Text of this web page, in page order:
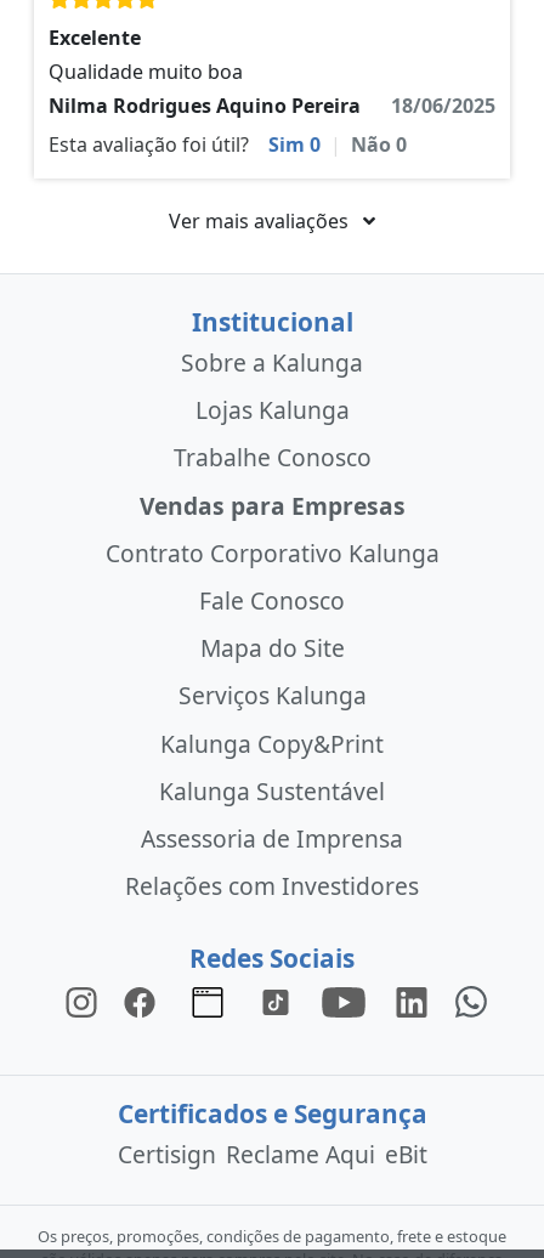
Excelente
Qualidade muito boa
Nilma Rodrigues Aquino Pereira
18/06/2025
Esta avaliação foi útil?
Sim 0 | Não0
Ver mais avaliações
Institucional
Sobre a Kalunga
Lojas Kalunga
Trabalhe Conosco
Vendas para Empresas
Contrato Corporativo Kalunga
Fale Conosco
Mapa do Site
Serviços Kalunga
Kalunga Copy&Print
Kalunga Sustentável
Assessoria de Imprensa
Relações com Investidores
Redes Sociais
Certificados e Segurança
Certisign Reclame Aqui eBit
Os preços, promoções, condições de pagamento, frete e estoque